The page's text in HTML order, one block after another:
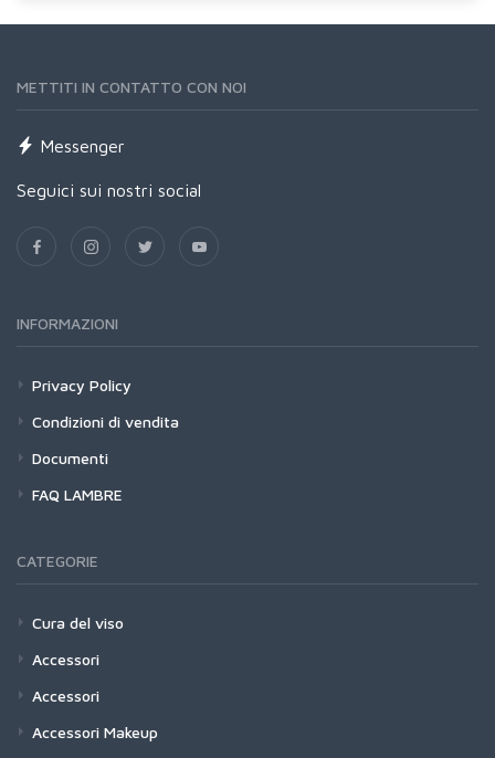
METTITI IN CONTATTO CON NOI
Messenger
Seguici sui nostri social
INFORMAZIONI
Privacy Policy
Condizioni di vendita
Documenti
FAQ LAMBRE
CATEGORIE
Cura del viso
Accessori
Accessori
Accessori Makeup